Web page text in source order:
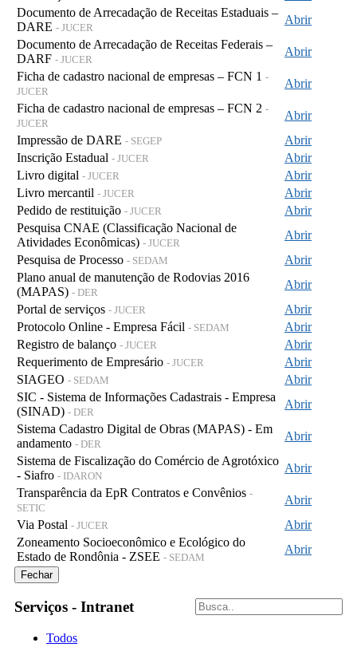
Documento de Arrecadação de Receitas Estaduais –
DARE - JUCER
Abrir
Documento de Arrecadação de Receitas Federais –
DARF - JUCER
Abrir
Ficha de cadastro nacional de empresas – FCN 1 -
JUCER
Abrir
Ficha de cadastro nacional de empresas – FCN 2 -
JUCER
Abrir
Impressão de DARE - SEGEP
Abrir
Inscrição Estadual - JUCER
Abrir
Livro digital - JUCER
Abrir
Livro mercantil - JUCER
Abrir
Pedido de restituição - JUCER
Abrir
Pesquisa CNAE (Classificação Nacional de
Atividades Econômicas) - JUCER
Abrir
Pesquisa de Processo - SEDAM
Abrir
Plano anual de manutenção de Rodovias 2016
(MAPAS) - DER
Abrir
Portal de serviços - JUCER
Abrir
Protocolo Online - Empresa Fácil - SEDAM
Abrir
Registro de balanço - JUCER
Abrir
Requerimento de Empresário - JUCER
Abrir
SIAGEO - SEDAM
Abrir
SIC - Sistema de Informações Cadastrais - Empresa
(SINAD) - DER
Abrir
Sistema Cadastro Digital de Obras (MAPAS) - Em
andamento - DER
Abrir
Sistema de Fiscalização do Comércio de Agrotóxico
- Siafro - IDARON
Abrir
Transparência da EpR Contratos e Convênios -
SETIC
Abrir
Via Postal - JUCER
Abrir
Zoneamento Socioeconômico e Ecológico do
Estado de Rondônia - ZSEE - SEDAM
Abrir
Fechar
Serviços - Intranet
Todos